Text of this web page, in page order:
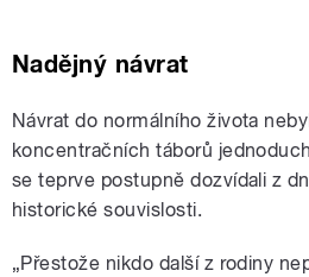
Nadějný návrat
Návrat do normálního života
koncentračních táborů
se teprve postupně dozvídali z
historické souvislosti.
„Přestože nikdo další z rodiny